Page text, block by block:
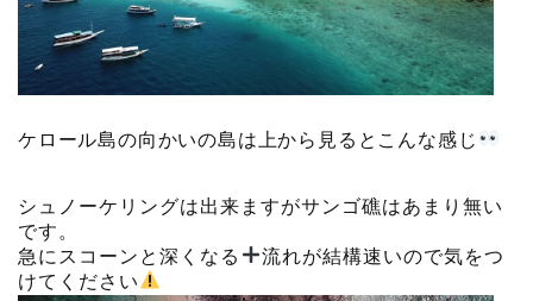
ケロール島の向かいの島は上から見るとこんな感じ
シュノーケリングは出来ますがサンゴ礁はあまり無い
です。
急にスコーンと深くなる
流れが結構速いので気をつ
けてください